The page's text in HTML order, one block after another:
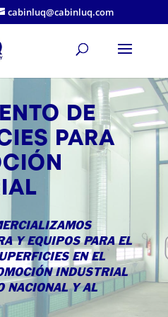
cabinluq@cabinluq.com
DE
PARA
Y EQUIPOS PARA EL
EN EL
INDUSTRIAL
NACIONAL Y AL